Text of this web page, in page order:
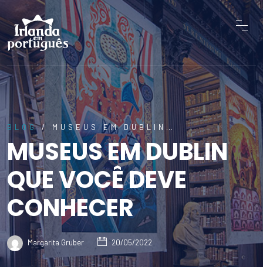
BLOG/ MUSEUS EM DUBLIN…
MUSEUS EM DUBLIN
QUE VOCÊ DEVE
CONHECER
Margarita Gruber 20/05/2022